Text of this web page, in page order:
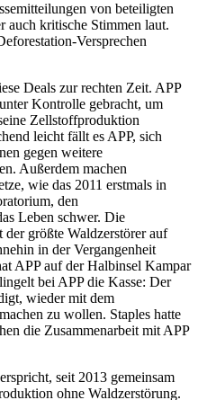
von beteiligten
auch kritische Stimmen laut.
Versprechen
Deals zur rechten Zeit. APP
Kontrolle gebracht, um
Zellstoffproduktion
leicht fällt es APP, sich
gegen weitere
Außerdem machen
wie das 2011 erstmals in
den
Leben schwer. Die
größte Waldzerstörer auf
in der Vergangenheit
APP auf der Halbinsel Kampar
bei APP die Kasse: Der
wieder mit dem
zu wollen. Staples hatte
die Zusammenarbeit mit APP
seit 2013 gemeinsam
ohne Waldzerstörung.